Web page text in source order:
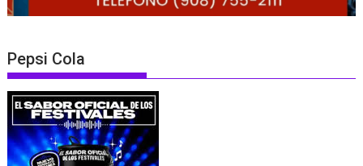
Pepsi Cola